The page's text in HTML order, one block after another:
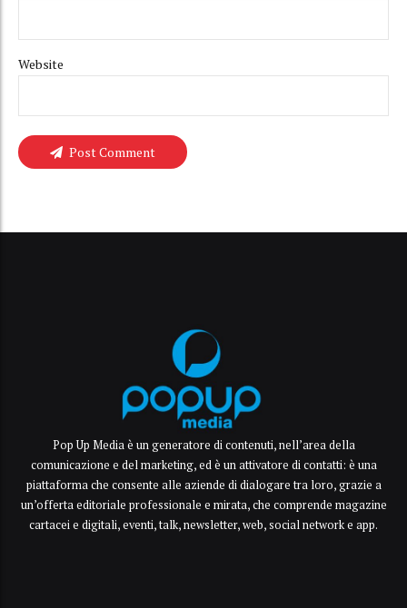
Website
Post Comment
Pop Up Media è un generatore di contenuti, nell’area della
comunicazione e del marketing, ed è un attivatore di contatti: è una
piattaforma che consente alle aziende di dialogare tra loro, grazie a
un’offerta editoriale professionale e mirata, che comprende magazine
cartacei e digitali, eventi, talk, newsletter, web, social network e app.